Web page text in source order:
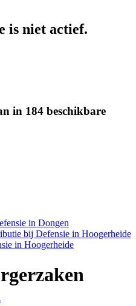
is niet actief.
in 184 beschikbare
in Dongen
bij Defensie in Hoogerheide
in Hoogerheide